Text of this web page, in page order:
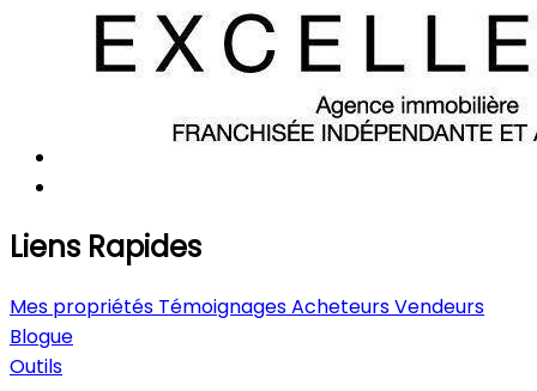
Liens Rapides
Mes propriétés TémoignagesAcheteursVendeurs
Blogue
Outils